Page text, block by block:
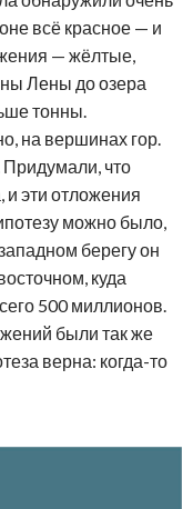
всё красное — и
— жёлтые,
Лены до озера
тонны.
на вершинах гор.
Придумали, что
и эти отложения
можно было,
берегу он
куда
500 миллионов.
были так же
верна: когда-то